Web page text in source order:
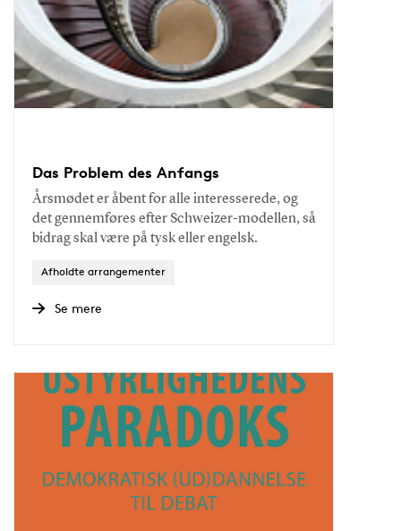
Das Problem des Anfangs
Årsmødet er åbent for alle interesserede, og
det gennemføres efter Schweizer-modellen, så
bidrag skal være på tysk eller engelsk.
Afholdte arrangementer
Se mere